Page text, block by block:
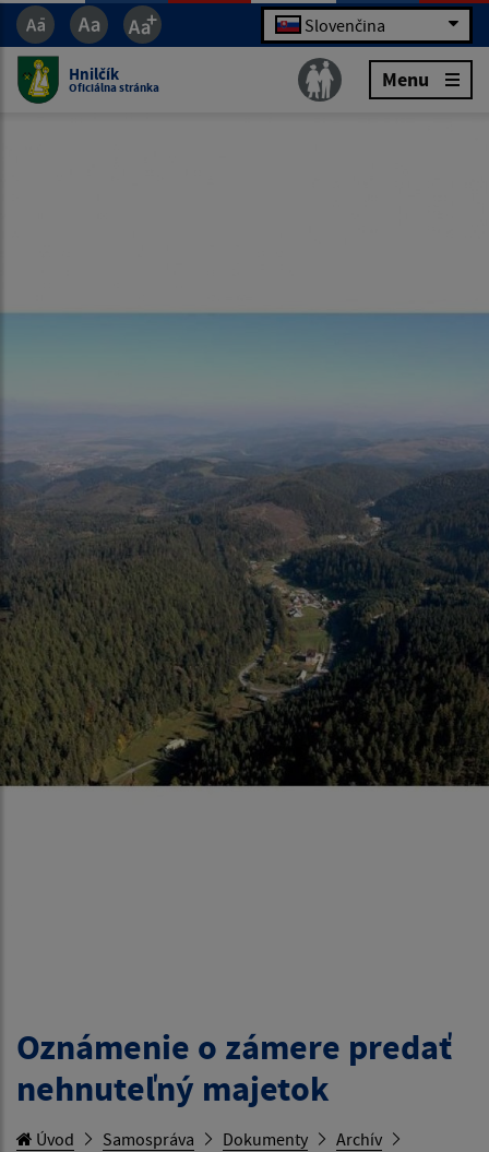
Slovenčina
Hnilčík
Oficiálna stránka Menu
Oznámenie o zámere predať
nehnuteľný majetok
Úvod Samospráva Dokumenty
Archív